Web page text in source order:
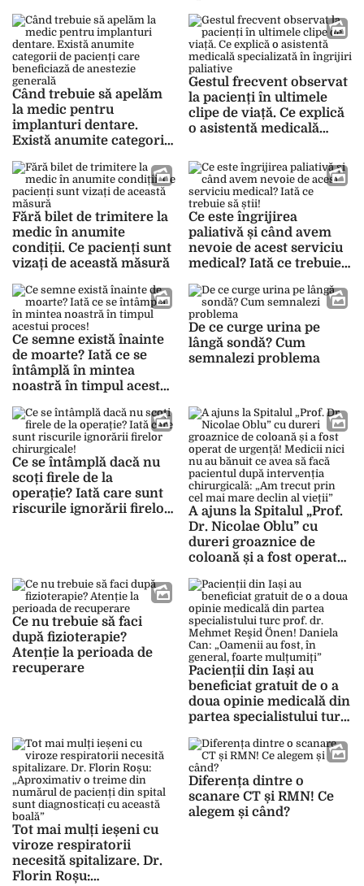
schimbările care apar în
viața unei persoane
odată cu primirea
diagnosticului
prezentat zeci de
pacienți. Cele mai multe
cazuri au avut la bază
consumul exagerat de
mâncare sau de alcool
Când trebuie să apelăm
la medic pentru
implanturi dentare.
Există anumite categorii
beneficiază de anestezie
generală
Gestul frecvent observat
la pacienți în ultimele
clipe de viață. Ce explică
o asistentă medicală
paliative
Fără bilet de trimitere la
medic în anumite
condiții. Ce pacienți sunt
vizați de această măsură
Ce este îngrijirea
paliativă și când avem
nevoie de acest serviciu
medical? Iată ce trebuie
Ce semne există înainte
de moarte? Iată ce se
întâmplă în mintea
noastră în timpul acestui
De ce curge urina pe
lângă sondă? Cum
semnalezi problema
Ce se întâmplă dacă nu
scoți firele de la
operație? Iată care sunt
riscurile ignorării firelor
A ajuns la Spitalul „Prof.
Dr. Nicolae Oblu” cu
dureri groaznice de
coloană și a fost operat
nu au bănuit ce avea să
facă pacientul după
intervenția chirurgicală:
„Am trecut prin cel mai
mare declin al vieții”
Ce nu trebuie să faci
după fizioterapie?
Atenție la perioada de
recuperare
Pacienții din Iași au
beneficiat gratuit de o a
doua opinie medicală din
partea specialistului turc
Önen! Daniela Can:
„Oamenii au fost, în
general, foarte
mulțumiți”
Tot mai mulți ieșeni cu
viroze respiratorii
necesită spitalizare. Dr.
Florin Roșu:
Diferența dintre o
scanare CT și RMN! Ce
alegem și când?